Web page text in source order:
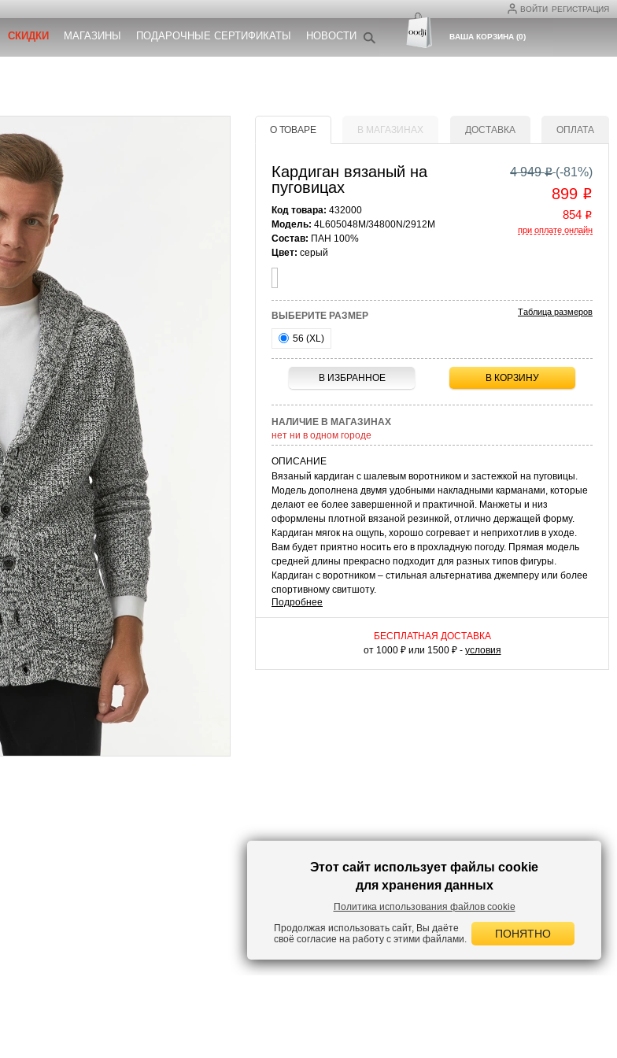
ВОЙТИ РЕГИСТРАЦИЯ
СКИДКИ МАГАЗИНЫ ПОДАРОЧНЫЕ СЕРТИФИКАТЫ НОВОСТИ ВАША КОРЗИНА(0)
О ТОВАРЕ В МАГАЗИНАХ ДОСТАВКА ОПЛАТА
Кардиган вязаный на
пуговицах
Код товара: 432000
Модель: 4L605048M/34800N/2912M
Состав: ПАН 100%
Цвет: серый
4 949o (-81%)
899 o
854 o
при оплате онлайн
ВЫБЕРИТЕ РАЗМЕР Таблица размеров
56 (XL)
В ИЗБРАННОЕ В КОРЗИНУ
НАЛИЧИЕ В МАГАЗИНАХ
нет ни в одном городе
ОПИСАНИЕ
Вязаный кардиган с шалевым воротником и застежкой на пуговицы.
Модель дополнена двумя удобными накладными карманами, которые
делают ее более завершенной и практичной. Манжеты и низ
оформлены плотной вязаной резинкой, отлично держащей форму.
Кардиган мягок на ощупь, хорошо согревает и неприхотлив в уходе.
Вам будет приятно носить его в прохладную погоду. Прямая модель
средней длины прекрасно подходит для разных типов фигуры.
Кардиган с воротником – стильная альтернатива джемперу или более
спортивному свитшоту.
КАК НОСИТЬ
С кардиганом вы сможете создавать эффектные многослойные
комплекты одежды. В нем можно пойти на работу, встретиться с
Подробнее
БЕСПЛАТНАЯ ДОСТАВКА
от 1000 ₽ или 1500 ₽ - условия
Этот сайт использует файлы cookie
для хранения данных
Политика использования файлов cookie
Продолжая использовать сайт, Вы даёте
своё согласие на работу с этими файлами.
ПОНЯТНО